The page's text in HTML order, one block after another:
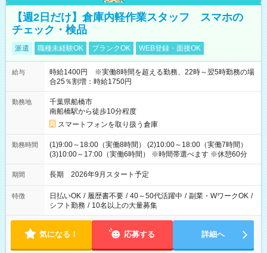
【週2日だけ】倉庫内軽作業スタッフ スマホの
チェック・検品
派遣 職種未経験OK ブランクOK WEB登録・面接OK
給与
時給1400円 ※実働8時間を超える勤務、22時～翌5時勤務の場
合25％割増：時給1750円
勤務地
千葉県船橋市
南船橋駅から徒歩10分程度
スマートフォンを取り扱う倉庫
勤務時間
(1)9:00～18:00（実働8時間） (2)10:00～18:00（実働7時間）
(3)10:00～17:00（実働6時間） ※時間帯選べます ※休憩60分
期間 長期 2026年9月スタート予定
特徴 日払いOK / 履歴書不要 / 40～50代活躍中 / 副業・WワークOK /
シフト勤務 / 10名以上の大量募集
気になる！ 応募する 詳細へ